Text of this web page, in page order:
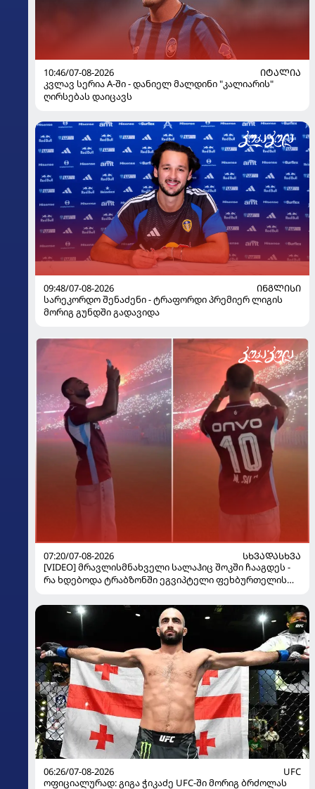
10:46/07-08-2026
ᲘᲢᲐᲚᲘᲐ
კვლავ სერია A-ში - დანიელ მალდინი "კალიარის"
ღირსებას დაიცავს
09:48/07-08-2026
ᲘᲜᲒᲚᲘᲡᲘ
სარეკორდო შენაძენი - ტრაფორდი პრემიერ ლიგის
მორიგ გუნდში გადავიდა
07:20/07-08-2026
ᲡᲮᲕᲐᲓᲐᲡᲮᲕᲐ
[VIDEO] მრავლისმნახველი სალაჰიც შოკში ჩააგდეს -
რა ხდებოდა ტრაბზონში ეგვიპტელი ფეხბურთელის
06:26/07-08-2026
UFC
ოფიციალურად: გიგა ჭიკაძე UFC-ში მორიგ ბრძოლას